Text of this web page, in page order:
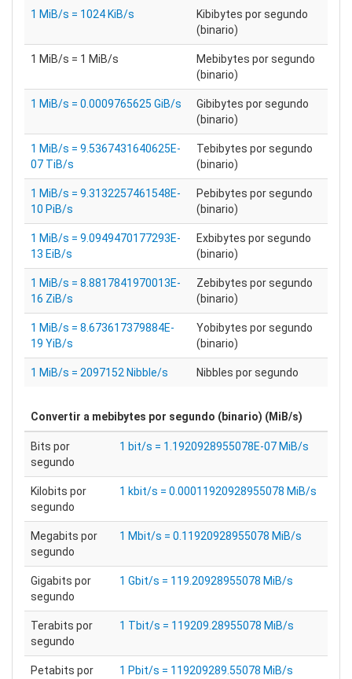
1 MiB/s = 1024 KiB/s
Kibibytes por segundo
(binario)
1 MiB/s = 1 MiB/s
Mebibytes por segundo
(binario)
1 MiB/s = 0.0009765625 GiB/s
Gibibytes por segundo
(binario)
1 MiB/s = 9.5367431640625E-
07 TiB/s
Tebibytes por segundo
(binario)
1 MiB/s = 9.3132257461548E-
10 PiB/s
Pebibytes por segundo
(binario)
1 MiB/s = 9.0949470177293E-
13 EiB/s
Exbibytes por segundo
(binario)
1 MiB/s = 8.8817841970013E-
16 ZiB/s
Zebibytes por segundo
(binario)
1 MiB/s = 8.673617379884E-
19 YiB/s
Yobibytes por segundo
(binario)
1 MiB/s = 2097152 Nibble/s Nibbles por segundo
Convertir a mebibytes por segundo (binario) (MiB/s)
Bits por
segundo
1 bit/s = 1.1920928955078E-07 MiB/s
Kilobits por
segundo
1 kbit/s = 0.00011920928955078 MiB/s
Megabits por
segundo
1 Mbit/s = 0.11920928955078 MiB/s
Gigabits por
segundo
1 Gbit/s = 119.20928955078 MiB/s
Terabits por
segundo
1 Tbit/s = 119209.28955078 MiB/s
Petabits por
1 Pbit/s = 119209289.55078 MiB/s